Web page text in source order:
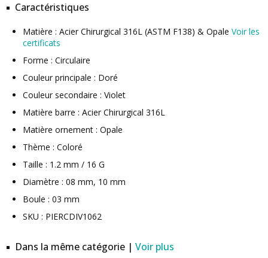
Caractéristiques
Matière : Acier Chirurgical 316L (ASTM F138) & Opale Voir les
certificats
Forme : Circulaire
Couleur principale : Doré
Couleur secondaire : Violet
Matière barre : Acier Chirurgical 316L
Matière ornement : Opale
Thème : Coloré
Taille : 1.2 mm / 16 G
Diamètre : 08 mm, 10 mm
Boule : 03 mm
SKU : PIERCDIV1062
Dans la même catégorie | Voir plus